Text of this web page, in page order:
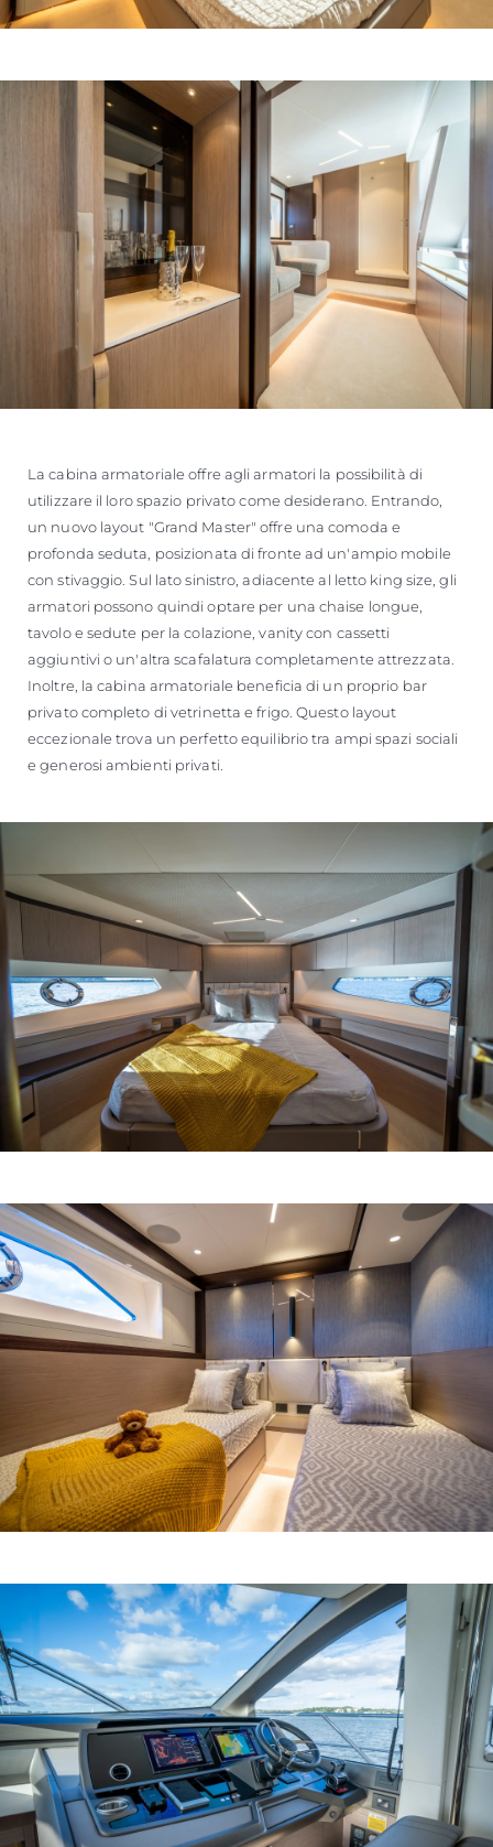
La cabina armatoriale offre agli armatori la possibilità di
utilizzare il loro spazio privato come desiderano. Entrando,
un nuovo layout "Grand Master" offre una comoda e
profonda seduta, posizionata di fronte ad un'ampio mobile
con stivaggio. Sul lato sinistro, adiacente al letto king size, gli
armatori possono quindi optare per una chaise longue,
tavolo e sedute per la colazione, vanity con cassetti
aggiuntivi o un'altra scafalatura completamente attrezzata.
Inoltre, la cabina armatoriale beneficia di un proprio bar
privato completo di vetrinetta e frigo. Questo layout
eccezionale trova un perfetto equilibrio tra ampi spazi sociali
e generosi ambienti privati.